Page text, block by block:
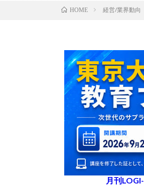
HOME 経営/業界動向
月刊